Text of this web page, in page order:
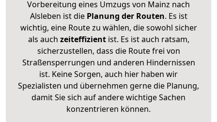
Vorbereitung eines Umzugs von Mainz nach
Alsleben ist diePlanung der Routen. Es ist
wichtig, eine Route zu wählen, die sowohl sicher
als auch zeiteffizientist. Es ist auch ratsam,
sicherzustellen, dass die Route frei von
Straßensperrungen und anderen Hindernissen
ist. Keine Sorgen, auch hier haben wir
Spezialisten und übernehmen gerne die Planung,
damit Sie sich auf andere wichtige Sachen
konzentrieren können.